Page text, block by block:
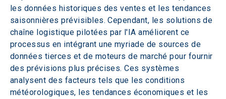
les données historiques des ventes et les tendances
saisonnières prévisibles. Cependant, les solutions de
chaîne logistique pilotées par l'IA améliorent ce
processus en intégrant une myriade de sources de
données tierces et de moteurs de marché pour fournir
des prévisions plus précises. Ces systèmes
analysent des facteurs tels que les conditions
météorologiques, les tendances économiques et les